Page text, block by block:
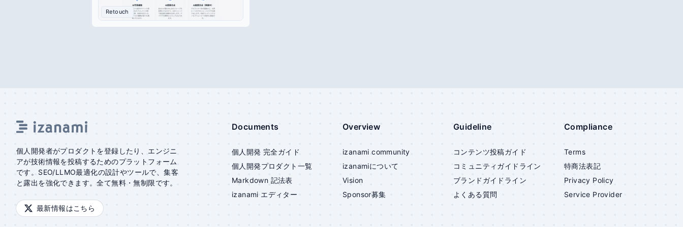
Retouch
個人開発者がプロダクトを登録したり、エンジニ
アが技術情報を投稿するためのプラットフォーム
です。SEO/LLMO最適化の設計やツールで、集客
と露出を強化できます。全て無料・無制限です。
最新情報はこちら
Documents
個人開発 完全ガイド
個人開発プロダクト一覧
Markdown 記法表
izanami エディター
Overview
izanami community
izanamiについて
Vision
Sponsor募集
Guideline
コンテンツ投稿ガイド
コミュニティガイドライン
ブランドガイドライン
よくある質問
Compliance
Terms
特商法表記
Privacy Policy
Service Provider